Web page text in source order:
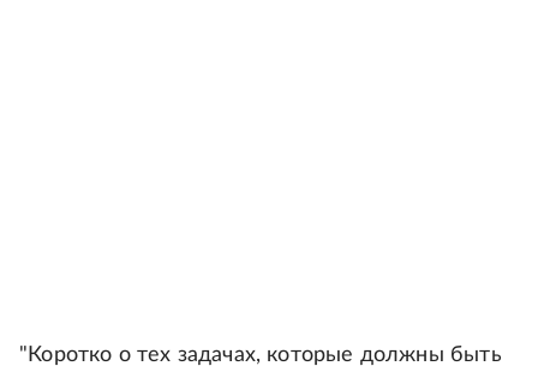
"Коротко о тех задачах, которые должны быть